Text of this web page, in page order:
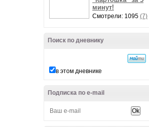
минут!
Смотрели: 1095 (7)
Поиск по дневнику
в этом дневнике
Подписка по e-mail